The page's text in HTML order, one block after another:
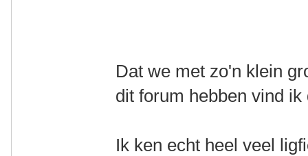
Dat we met zo'n klein
dit forum hebben vind
Ik ken echt heel veel